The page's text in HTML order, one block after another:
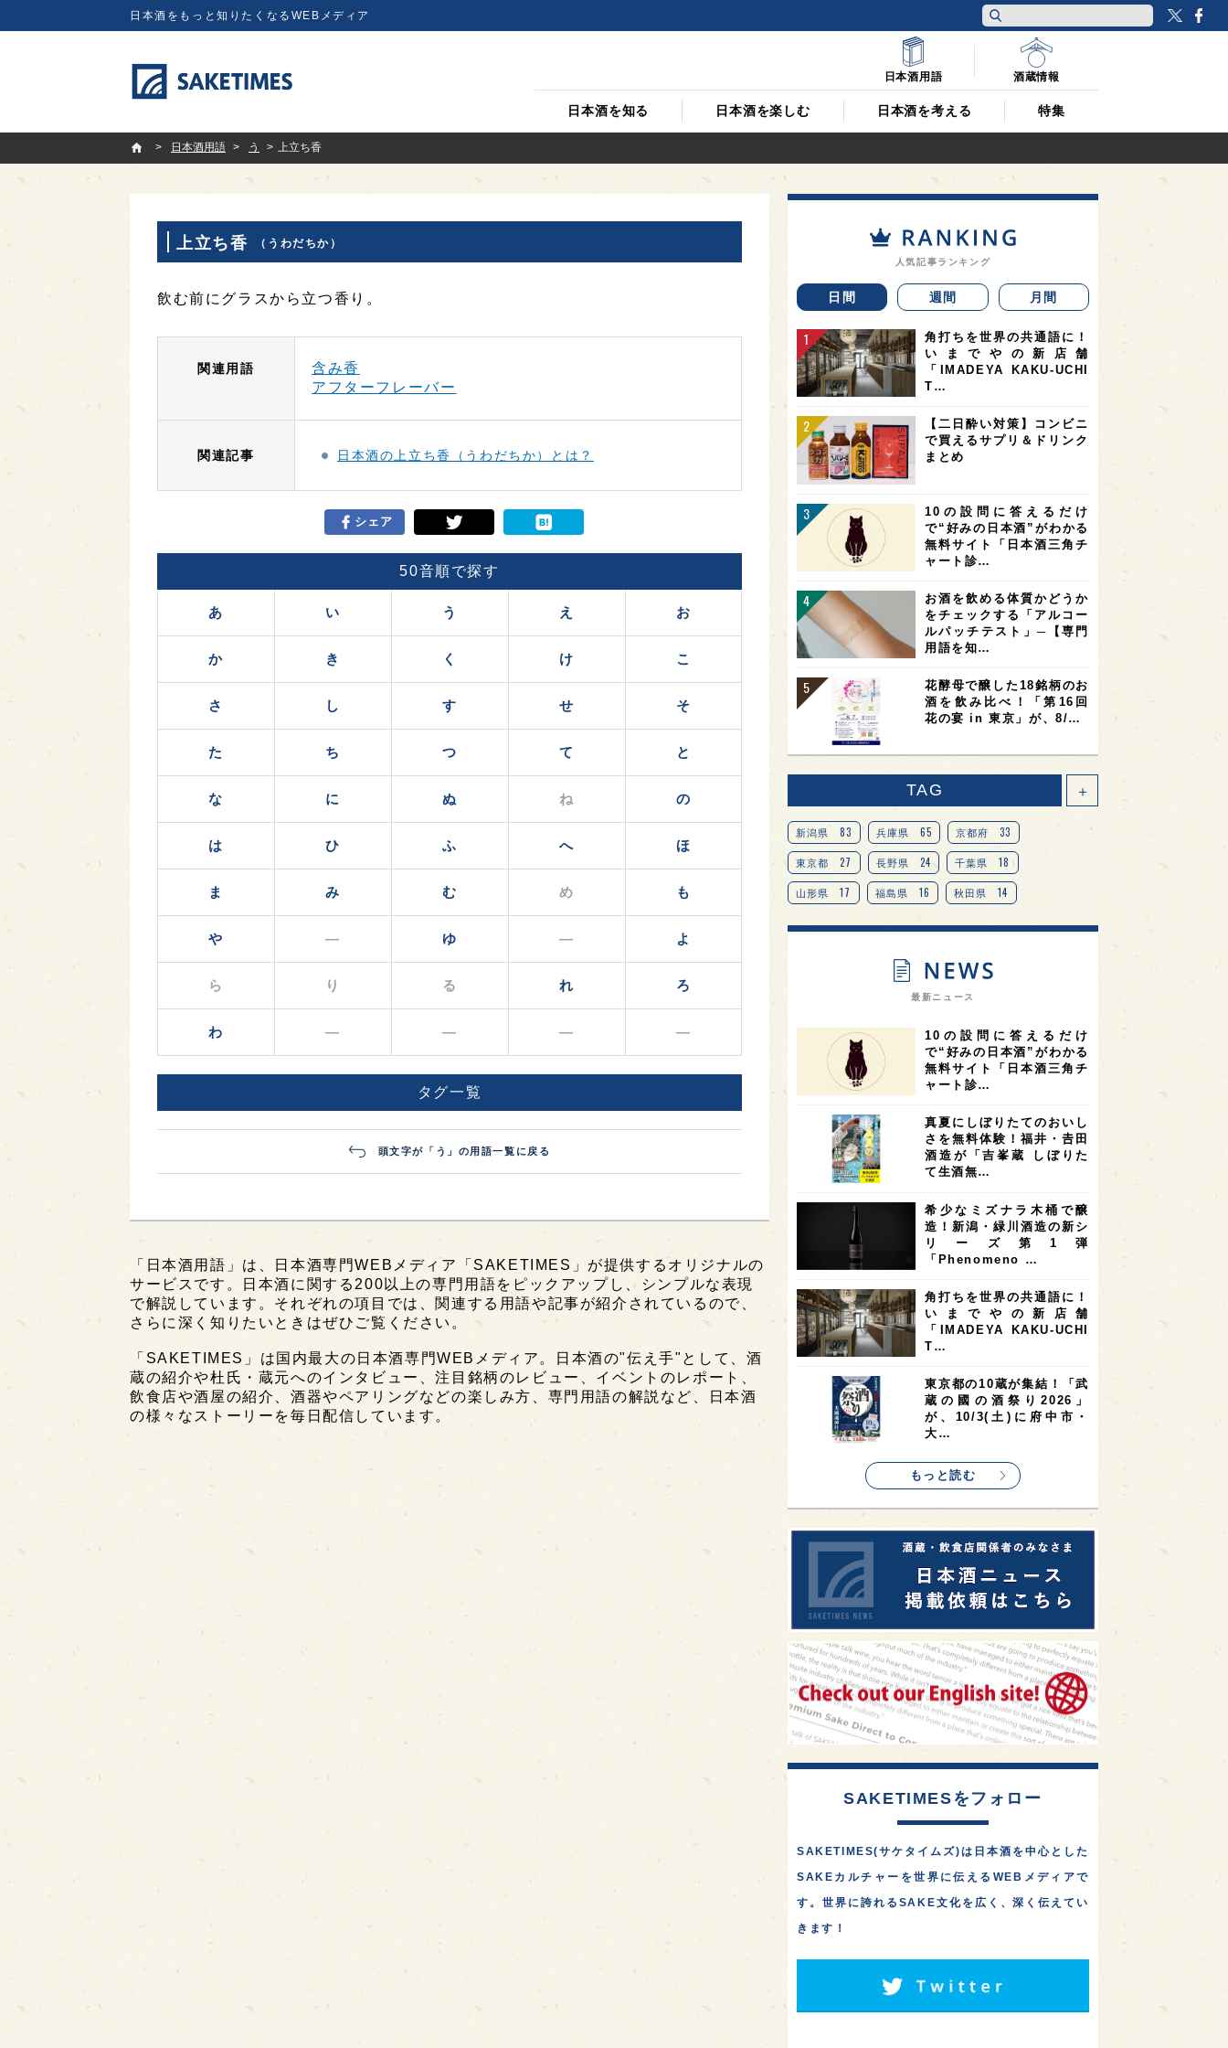
日本酒をもっと知りたくなるWEBメディア
日本酒を知る 日本酒を楽しむ 日本酒を考える 特集
日本酒用語 酒蔵情報
SAKETIMES
日本酒用語
う 上立ち香
上立ち香 （うわだちか）
飲む前にグラスから立つ香り。
関連用語
含み香
アフターフレーバー
関連記事 日本酒の上立ち香（うわだちか）とは？
シェア
50音順で探す
あ い う え お
か き く け こ
さ し す せ そ
た ち つ て と
な に ぬ ね の
は ひ ふ へ ほ
ま み む め も
や ― ゆ ― よ
ら り る れ ろ
わ ― ― ― ―
タグ一覧
頭文字が「う」の用語一覧に戻る
「日本酒用語」は、日本酒専門WEBメディア「SAKETIMES」が提供するオリジナルの
サービスです。日本酒に関する200以上の専門用語をピックアップし、シンプルな表現
で解説しています。それぞれの項目では、関連する用語や記事が紹介されているので、
さらに深く知りたいときはぜひご覧ください。
「SAKETIMES」は国内最大の日本酒専門WEBメディア。日本酒の"伝え手"として、酒
蔵の紹介や杜氏・蔵元へのインタビュー、注目銘柄のレビュー、イベントのレポート、
飲食店や酒屋の紹介、酒器やペアリングなどの楽しみ方、専門用語の解説など、日本酒
の様々なストーリーを毎日配信しています。
人気記事ランキング
日間 週間 月間
角打ちを世界の共通語に！
いまでやの新店舗
「IMADEYA KAKU-UCHI
T…
【二日酔い対策】コンビニ
で買えるサプリ＆ドリンク
まとめ
10の設問に答えるだけ
で“好みの日本酒”がわかる
無料サイト「日本酒三角チ
ャート診…
お酒を飲める体質かどうか
をチェックする「アルコー
ルパッチテスト」─【専門
用語を知…
花酵母で醸した18銘柄のお
酒を飲み比べ！「第16回
花の宴 in 東京」が、8/…
TAG ＋
27 長野県 24 千葉県 18
17 福島県 16 秋田県
12 栃木県 11
オピニオンリーダーの視点 9 埼玉県 9
広島県 8 山梨県 7 ヨーロッパ
石川県 7 奈良県 7 滋賀県 7 和歌山県 6
富山県 6 フランス 6
SAKE100 5 5 岡山県 5 岩手県 4
4 アメリカ 4 神奈川県 4
4 三重県 大阪府
スペイン 香港 福井県
SAKEの時代を生きる 2 静岡県 1 長崎県 1
全蔵めぐり 1 シンガポール 1 カナダ 1
群馬県 1 熊本県
イギリス 1 ノルウェー 1 新宿区 1
歌舞伎町 1 沖縄県 1 鳥取県
saketimes_image_4 1
最新ニュース
10の設問に答えるだけ
で“好みの日本酒”がわかる
無料サイト「日本酒三角チ
真夏にしぼりたてのおいし
さを無料体験！福井・𠮷田
酒造が「吉峯蔵 しぼりた
希少なミズナラ木桶で醸
「Phenomeno …
角打ちを世界の共通語に！
いまでやの新店舗
「IMADEYA KAKU-UCHI
東京都の10蔵が集結！「武
蔵の國の酒祭り2026」
が、10/3(土)に府中市・
大…